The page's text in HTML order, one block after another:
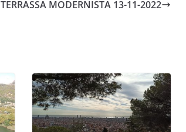
TERRASSA MODERNISTA 13-11-2022